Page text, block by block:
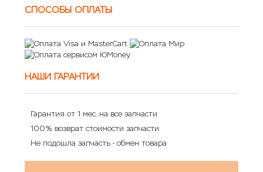
СПОСОБЫ ОПЛАТЫ
НАШИ ГАРАНТИИ
Гарантия от 1 мес. на все запчасти
100% возврат стоимости запчасти
Не подошла запчасть - обмен товара